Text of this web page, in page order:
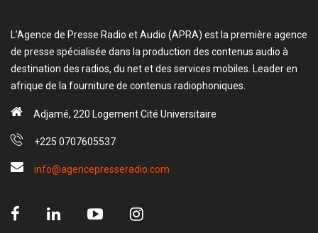
L’Agence de Presse Radio et Audio (APRA) est la première agence
de presse spécialisée dans la production des contenus audio à
destination des radios, du net et des services mobiles. Leader en
afrique de la fourniture de contenus radiophoniques.
Adjamé, 220 Logement Cité Universitaire
+225 0707605537
info@agencepresseradio.com